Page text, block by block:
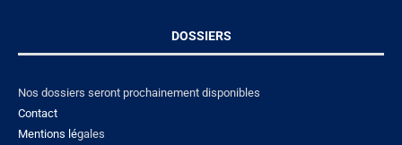
DOSSIERS
Nos dossiers seront prochainement disponibles
Contact
Mentions légales